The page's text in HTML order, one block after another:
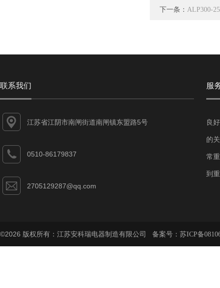
下一条： ALP300-
联系我们
江苏省江阴市南闸街道南闸镇东盟路5号
0510-86179837
2705129287@qq.com
服
良
的
常
到
©2026 版权所有：江苏安科瑞电器制造有限公司 备案号： 苏ICP备